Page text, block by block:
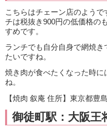
こちらはチェーン店のよう
チは税抜き900円の低価格の
すめです。
ランチでも自分自身で網焼
たいですね。
焼き肉が食べたくなった時
ね。
【焼肉 叙庵 住所】東京都豊
御徒町駅：大阪王